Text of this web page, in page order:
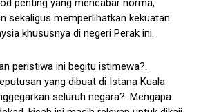
penting yang mencabar norma,
sekaligus memperlihatkan kekuatan
khususnya di negeri Perak ini.
peristiwa ini begitu istimewa?.
yang dibuat di Istana Kuala
seluruh negara?. Mengapa